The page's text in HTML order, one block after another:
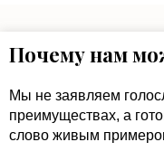
Почему нам
Мы не заявляем
преимуществах, а
слово живым